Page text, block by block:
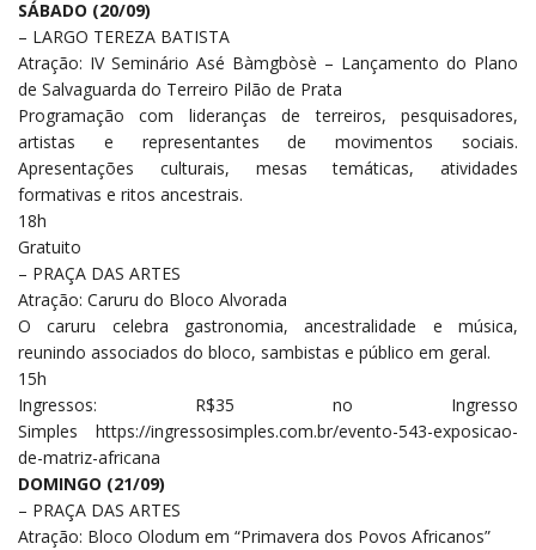
SÁBADO (20/09)
– LARGO TEREZA BATISTA
Atração: IV Seminário Asé Bàmgbòsè – Lançamento do Plano
de Salvaguarda do Terreiro Pilão de Prata
Programação com lideranças de terreiros, pesquisadores,
artistas e representantes de movimentos sociais.
Apresentações culturais, mesas temáticas, atividades
formativas e ritos ancestrais.
18h
Gratuito
– PRAÇA DAS ARTES
Atração: Caruru do Bloco Alvorada
O caruru celebra gastronomia, ancestralidade e música,
reunindo associados do bloco, sambistas e público em geral.
15h
Ingressos: R$35 no Ingresso
Simples https://ingressosimples.com.br/evento-543-exposicao-
de-matriz-africana
DOMINGO (21/09)
– PRAÇA DAS ARTES
Atração: Bloco Olodum em “Primavera dos Povos Africanos”